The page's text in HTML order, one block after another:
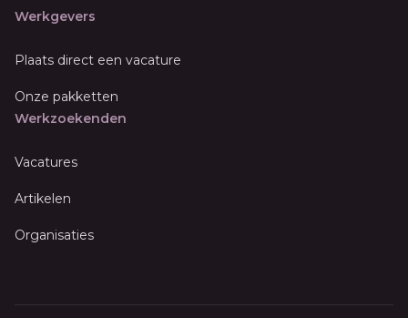
Werkgevers
Plaats direct een vacature
Onze pakketten
Werkzoekenden
Vacatures
Artikelen
Organisaties